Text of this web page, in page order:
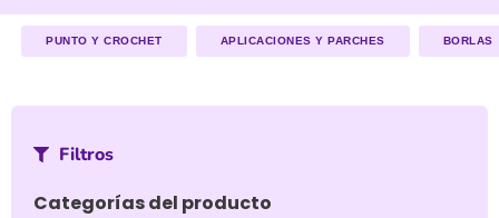
PUNTO Y CROCHET APLICACIONES Y PARCHES BORLAS
Filtros
Categorías del producto